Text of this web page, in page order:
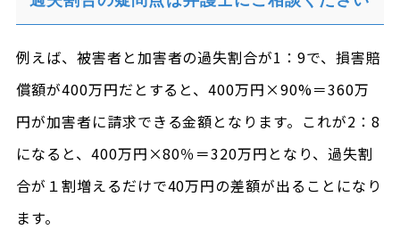
例えば、被害者と加害者の過失割合が1：9で、損害賠
償額が400万円だとすると、400万円×90%＝360万
円が加害者に請求できる金額となります。これが2：8
になると、400万円×80％＝320万円となり、過失割
合が１割増えるだけで40万円の差額が出ることになり
ます。